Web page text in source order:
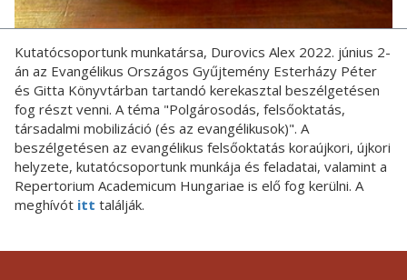
Kutatócsoportunk munkatársa, Durovics Alex 2022. június 2-
án az Evangélikus Országos Gyűjtemény Esterházy Péter
és Gitta Könyvtárban tartandó kerekasztal beszélgetésen
fog részt venni. A téma "Polgárosodás, felsőoktatás,
társadalmi mobilizáció (és az evangélikusok)". A
beszélgetésen az evangélikus felsőoktatás koraújkori, újkori
helyzete, kutatócsoportunk munkája és feladatai, valamint a
Repertorium Academicum Hungariae is elő fog kerülni. A
meghívót itt találják.